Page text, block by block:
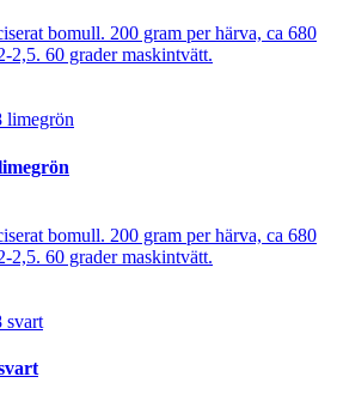
bomull. 200 gram per härva, ca 680
2,5. 60 grader maskintvätt.
bomull. 200 gram per härva, ca 680
2,5. 60 grader maskintvätt.